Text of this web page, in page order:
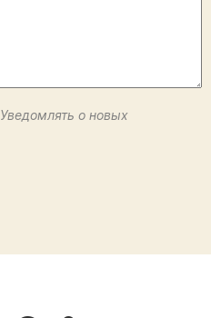
Уведомлять о новых